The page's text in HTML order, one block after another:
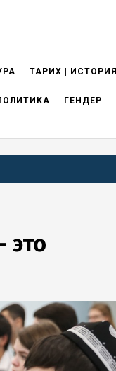
ТАРИХ | ИСТОРИЯ
ГЕНДЕР
это